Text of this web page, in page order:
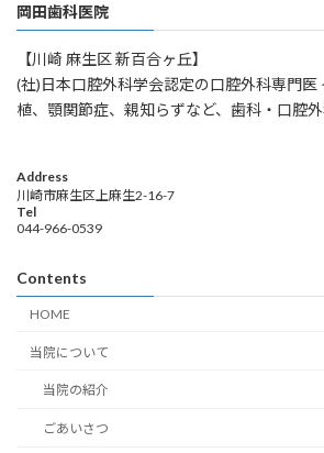
岡田歯科医院
【川崎 麻生区 新百合ヶ丘】
(社)日本口腔外科学会認定の口腔外科専門医
植、顎関節症、親知らずなど、歯科・口腔
Address
川崎市麻生区上麻生2-16-7
Tel
044-966-0539
Contents
HOME
当院について
当院の紹介
ごあいさつ